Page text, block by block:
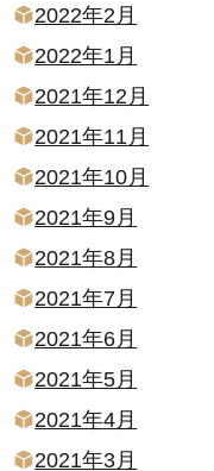
2022年2月
2022年1月
2021年12月
2021年11月
2021年10月
2021年9月
2021年8月
2021年7月
2021年6月
2021年5月
2021年4月
2021年3月